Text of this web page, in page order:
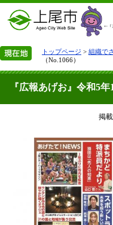
トップページ > 組織で
（No.1066）
『広報あげお』令和5年
掲載